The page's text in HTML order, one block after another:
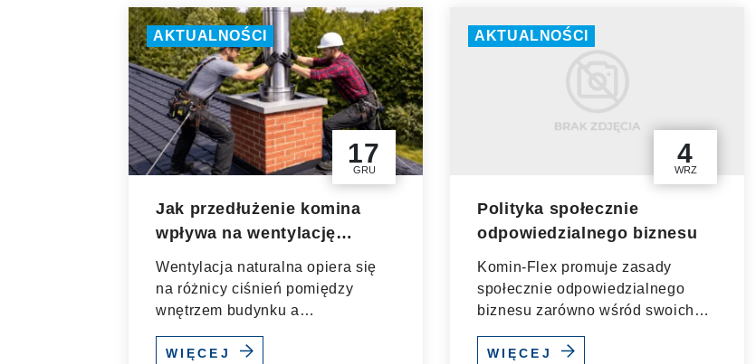
AKTUALNOŚCI
17
GRU
Jak przedłużenie komina
wpływa na wentylację
naturalną budynku?
Wentylacja naturalna opiera się
na różnicy ciśnień pomiędzy
wnętrzem budynku a
WIĘCEJ
AKTUALNOŚCI
4
WRZ
Polityka społecznie
odpowiedzialnego biznesu
Komin-Flex promuje zasady
społecznie odpowiedzialnego
biznesu zarówno wśród swoich
WIĘCEJ